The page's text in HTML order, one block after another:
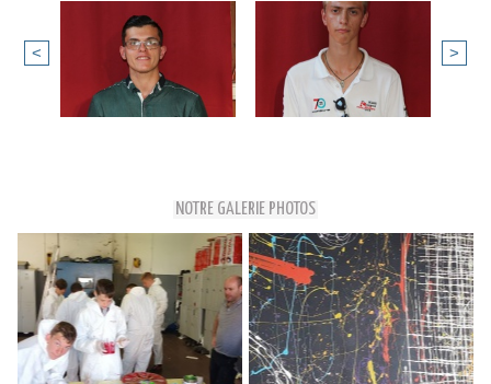
< >
NOTRE GALERIE PHOTOS